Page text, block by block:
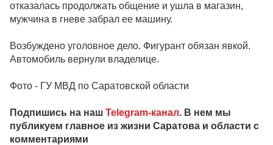
отказалась продолжать общение и ушла в магазин,
мужчина в гневе забрал ее машину.
Возбуждено уголовное дело. Фигурант обязан явкой.
Автомобиль вернули владелице.
Фото - ГУ МВД по Саратовской области
Подпишись на наш Telegram-канал. В нем мы
публикуем главное из жизни Саратова и области с
комментариями